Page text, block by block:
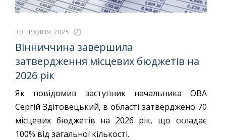
30 ГРУДНЯ 2025
Вінниччина завершила
затвердження місцевих бюджетів на
2026 рік
Як повідомив заступник начальника ОВА
Сергій Здітовецький, в області затверджено 70
місцевих бюджетів на 2026 рік, що складає
100% від загальної кількості.